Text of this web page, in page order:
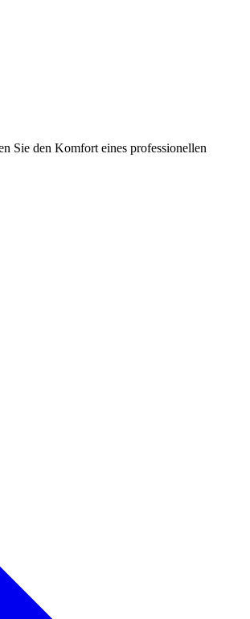
Sie den Komfort eines professionellen